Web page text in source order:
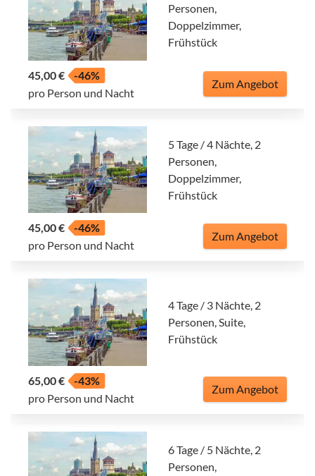
Personen,
Doppelzimmer,
Frühstück
45,00 €
-46%
pro Person und Nacht
Zum Angebot
5 Tage / 4 Nächte, 2
Personen,
Doppelzimmer,
Frühstück
45,00 €
-46%
pro Person und Nacht
Zum Angebot
4 Tage / 3 Nächte, 2
Personen, Suite,
Frühstück
65,00 €
-43%
pro Person und Nacht
Zum Angebot
6 Tage / 5 Nächte, 2
Personen,